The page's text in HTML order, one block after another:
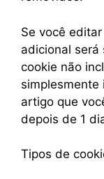
Se você
adicional será
cookie não
simplesmente
artigo que
depois de 1
Tipos de